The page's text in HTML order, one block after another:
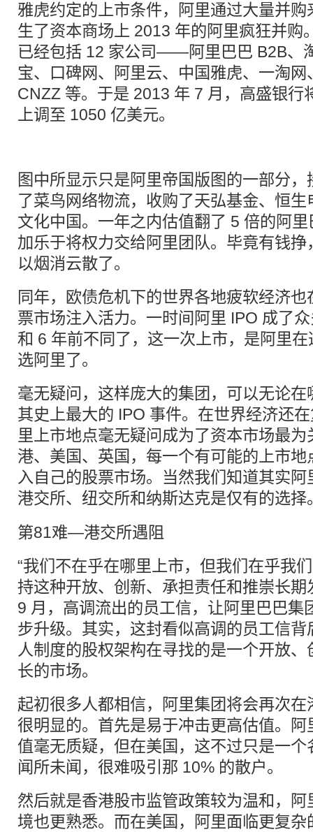
雅虎约定的上市条件，阿里通过大量并
生了资本商场上 2013 年的阿里疯狂并购
已经包括 12 家公司——阿里巴巴 B2B、
宝、口碑网、阿里云、中国雅虎、一淘
CNZZ 等。于是 2013 年 7 月，高盛银行
上调至 1050 亿美元。
图中所显示只是阿里帝国版图的一部分
了菜鸟网络物流，收购了天弘基金、恒
文化中国。一年之内估值翻了 5 倍的阿
加乐于将权力交给阿里团队。毕竟有钱
以烟消云散了。
同年，欧债危机下的世界各地疲软经济
票市场注入活力。一时间阿里 IPO 成了
和 6 年前不同了，这一次上市，是阿里
选阿里了。
毫无疑问，这样庞大的集团，可以无论
其史上最大的 IPO 事件。在世界经济还
里上市地点毫无疑问成为了资本市场最
港、美国、英国，每一个有可能的上市
入自己的股票市场。当然我们知道其实
港交所、 纽交所和纳斯达克是仅有的选择
第81难—港交所遇阻
“我们不在乎在哪里上市，但我们在乎我
持这种开放、创新、承担责任和推崇长期
9 月，高调流出的员工信，让阿里巴巴集
步升级。其实，这封看似高调的员工信
人制度的股权架构在寻找的是一个开放
长的市场。
起初很多人都相信，阿里集团将会再次
很明显的。首先是易于冲击更高估值。
值毫无质疑，但在美国，这不过只是一
闻所未闻，很难吸引那 10% 的散户。
然后就是香港股市监管政策较为温和，
境也更熟悉。而在美国，阿里面临更复